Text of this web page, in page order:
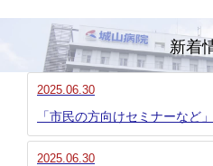
新着
2025.06.30
「市民の方向けセミナーなど
2025.06.30